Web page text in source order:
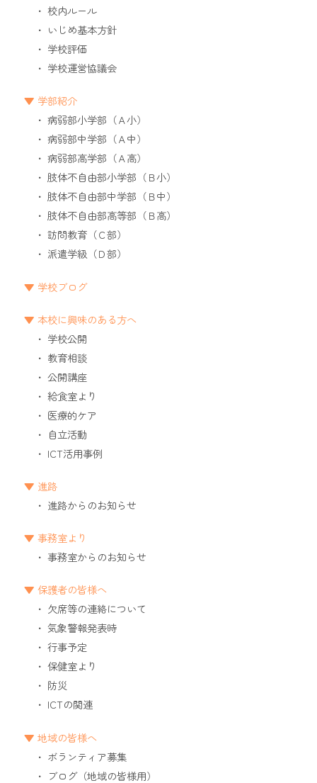
校内ルール
いじめ基本方針
学校評価
学校運営協議会
学部紹介
病弱部小学部（Ａ小）
病弱部中学部（Ａ中）
病弱部高学部（Ａ高）
肢体不自由部小学部（Ｂ小）
肢体不自由部中学部（Ｂ中）
肢体不自由部高等部（Ｂ高）
訪問教育（Ｃ部）
派遣学級（Ｄ部）
学校ブログ
本校に興味のある方へ
学校公開
教育相談
公開講座
給食室より
医療的ケア
自立活動
ICT活用事例
進路
進路からのお知らせ
事務室より
事務室からのお知らせ
保護者の皆様へ
欠席等の連絡について
気象警報発表時
行事予定
保健室より
防災
ICTの関連
地域の皆様へ
ボランティア募集
ブログ（地域の皆様用）